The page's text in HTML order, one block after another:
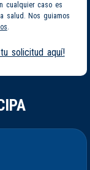
cualquier caso es
salud. Nos guiamos
.
tu solicitud aquí!